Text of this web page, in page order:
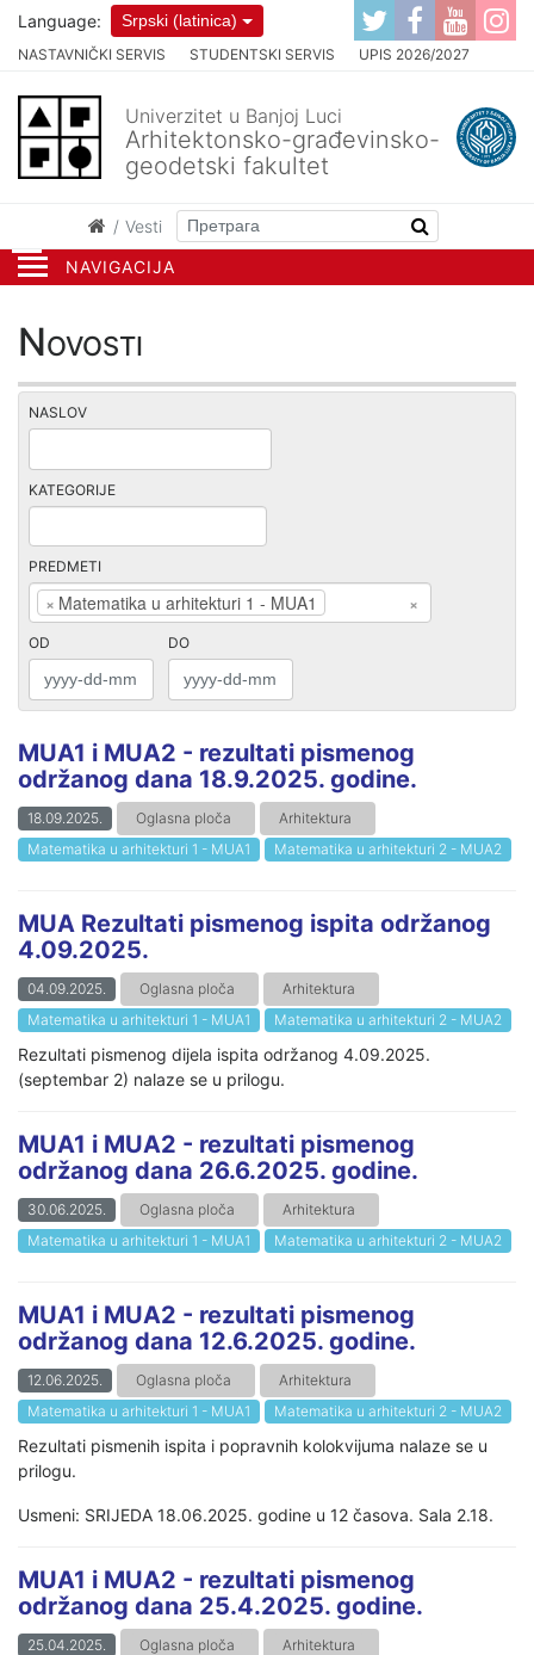
NAVIGACIJA
NASTAVNIČKI SERVIS STUDENTSKI SERVIS UPIS 2026/2027
Language: Srpski (latinica)
Univerzitet u Banjoj Luci
Arhitektonsko-građevinsko-
geodetski fakultet
Vesti
Novosti
NASLOV
KATEGORIJE
PREDMETI
×
× Matematika u arhitekturi 1 - MUA1
OD DO
MUA1 i MUA2 - rezultati pismenog
održanog dana 18.9.2025. godine.
18.09.2025. Oglasna ploča
Arhitektura
Matematika u arhitekturi 1 - MUA1
Matematika u arhitekturi 2 - MUA2
MUA Rezultati pismenog ispita održanog
4.09.2025.
04.09.2025. Oglasna ploča
Arhitektura
Matematika u arhitekturi 1 - MUA1
Matematika u arhitekturi 2 - MUA2
Rezultati pismenog dijela ispita održanog 4.09.2025.
(septembar 2) nalaze se u prilogu.
MUA1 i MUA2 - rezultati pismenog
održanog dana 26.6.2025. godine.
30.06.2025. Oglasna ploča
Arhitektura
Matematika u arhitekturi 1 - MUA1
Matematika u arhitekturi 2 - MUA2
MUA1 i MUA2 - rezultati pismenog
održanog dana 12.6.2025. godine.
12.06.2025. Oglasna ploča
Arhitektura
Matematika u arhitekturi 1 - MUA1
Matematika u arhitekturi 2 - MUA2
Rezultati pismenih ispita i popravnih kolokvijuma nalaze se u
prilogu.
Usmeni: SRIJEDA 18.06.2025. godine u 12 časova. Sala 2.18.
MUA1 i MUA2 - rezultati pismenog
održanog dana 25.4.2025. godine.
25.04.2025. Oglasna ploča
Arhitektura